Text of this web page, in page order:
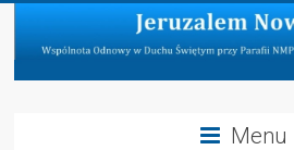
Skip
content
Jeruzalem
Menu